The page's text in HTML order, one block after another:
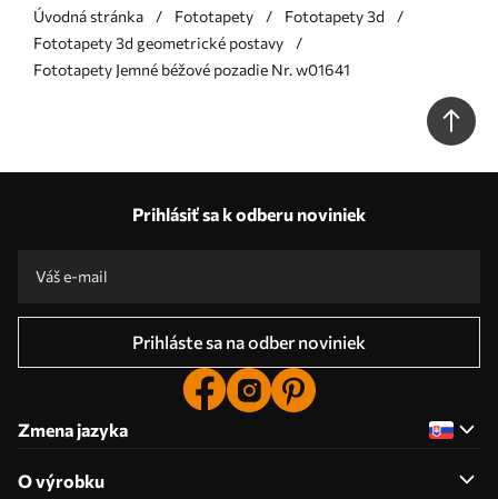
Úvodná stránka Fototapety
Fototapety 3d
Fototapety 3d geometrické postavy
Fototapety Jemné béžové pozadie Nr. w01641
Prihlásiť sa k odberu noviniek
Prihláste sa na odber noviniek
Zmena jazyka
O výrobku